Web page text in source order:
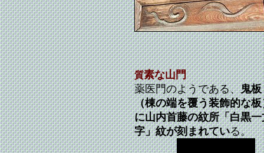
質素な山門
薬医門のようである、鬼板
（棟の端を覆う装飾的な板
に山内首藤の紋所「白黒一
字」紋が刻まれている。